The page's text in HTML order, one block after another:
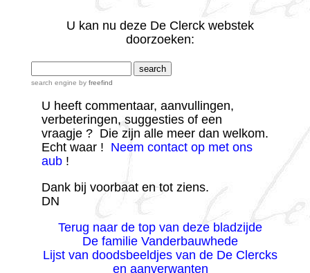
U kan nu deze De Clerck webstek
doorzoeken:
search engine by freefind
U heeft commentaar, aanvullingen,
verbeteringen, suggesties of een
vraagje ? Die zijn alle meer dan welkom.
Echt waar ! Neem contact op met ons
aub!
Dank bij voorbaat en tot ziens.
DN
Terug naar de top van deze bladzijde
De familie Vanderbauwhede
Lijst van doodsbeeldjes van de De Clercks
en aanverwanten